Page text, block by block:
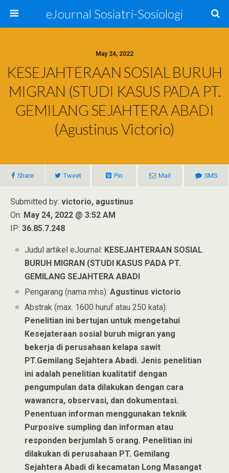
eJournal Sosiatri-Sosiologi
May 24, 2022
KESEJAHTERAAN SOSIAL BURUH
MIGRAN (STUDI KASUS PADA PT.
GEMILANG SEJAHTERA ABADI
(Agustinus Victorio)
Share Tweet Pin Mail SMS
Submitted by: victorio, agustinus
On: May 24, 2022 @ 3:52 AM
IP: 36.85.7.248
Judul artikel eJournal: KESEJAHTERAAN SOSIAL
BURUH MIGRAN (STUDI KASUS PADA PT.
GEMILANG SEJAHTERA ABADI
Pengarang (nama mhs):Agustinus victorio
Abstrak (max. 1600 huruf atau 250 kata):
Penelitian ini bertujan untuk mengetahui
Kesejateraan sosial buruh migran yang
bekerja di perusahaan kelapa sawit
PT.Gemilang Sejahtera Abadi. Jenis penelitian
ini adalah penelitian kualitatif dengan
pengumpulan data dilakukan dengan cara
wawancra, observasi, dan dokumentasi.
Penentuan informan menggunakan teknik
Purposive sumpling dan informan atau
responden berjumlah 5 orang. Penelitian ini
dilakukan di perusahaan PT. Gemilang
Sejahtera Abadi di kecamatan Long Masangat